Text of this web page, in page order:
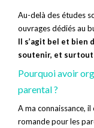
Au-delà des études
ouvrages dédiés au
Il s’agit bel et bien
soutenir, et
Pourquoi avoir
parental ?
A ma connaissance,
romande pour les